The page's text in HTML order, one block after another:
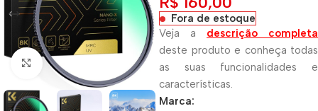
Clique para ampliar
Fora de estoque
Veja a descrição completa
deste produto e conheça todas
as suas funcionalidades e
características.
Marca: